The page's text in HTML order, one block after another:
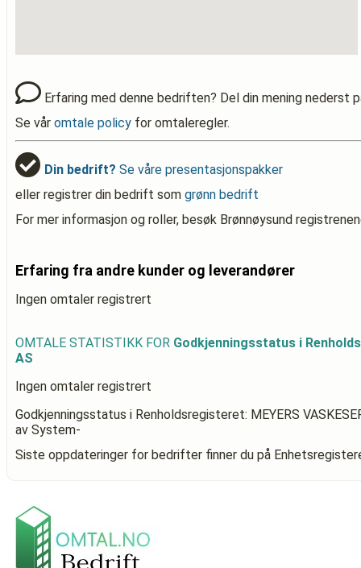
Erfaring med denne bedriften? Del din mening nederst
Se vår omtale policy for omtaleregler.
Din bedrift? Se våre presentasjonspakker
eller registrer din bedrift som grønn bedrift
For mer informasjon og roller, besøk Brønnøysund
Erfaring fra andre kunder og leverandører
Ingen omtaler registrert
OMTALE STATISTIKK FOR Godkjenningsstatus i
AS
Ingen omtaler registrert
Godkjenningsstatus i Renholdsregisteret: MEYERS
av System-
Siste oppdateringer for bedrifter finner du på